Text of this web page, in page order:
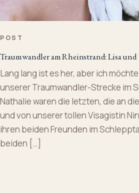
POST
Traumwandler am Rheinstrand: Lisa
Lang lang ist es her, aber ich
unserer Traumwandler-Strecke im
Nathalie waren die letzten, die an
und von unserer tollen Visagistin
ihren beiden Freunden im
beiden […]